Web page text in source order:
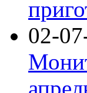
02-